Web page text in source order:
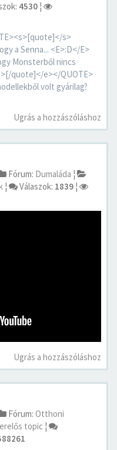
4530 ¦
s>
a Senna... <E>:D</E>
Monsterből nincs
quote]</e></QUOTE>
volt gyárilag?
Ugrás a hozzászóláshoz
Fórum: Dumaláda ¦
¦ Válaszok: 1839 ¦
Ugrás a hozzászóláshoz
Fórum: Otthoni
topic ¦